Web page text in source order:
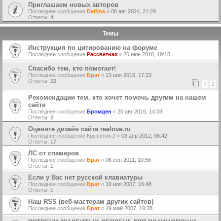
Приглашаем новых авторов
Последнее сообщение Delfina « 08 авг 2024, 21:29
Ответы: 4
Темы
Инструкция по цитированию на форуме
Последнее сообщение Рассветная « 26 июн 2018, 19:15
Спасибо тем, кто помогает!
Последнее сообщение Брат « 13 ноя 2016, 17:23
Ответы: 22 1 2
Рекомендации тем, кто хочет помочь другим на нашем
сайте
Последнее сообщение Бромден « 20 авг 2016, 14:33
Ответы: 2
Оцените дизайн сайта realove.ru
Последнее сообщение Крысёнок 2 « 03 апр 2012, 08:42
Ответы: 17
ЛС от спамеров
Последнее сообщение Брат « 06 сен 2011, 10:56
Ответы: 1
Если у Вас нет русской клавиатуры
Последнее сообщение Брат « 19 ноя 2007, 16:48
Ответы: 1
Наш RSS (веб-мастерам других сайтов)
Последнее сообщение Брат « 19 май 2007, 19:28